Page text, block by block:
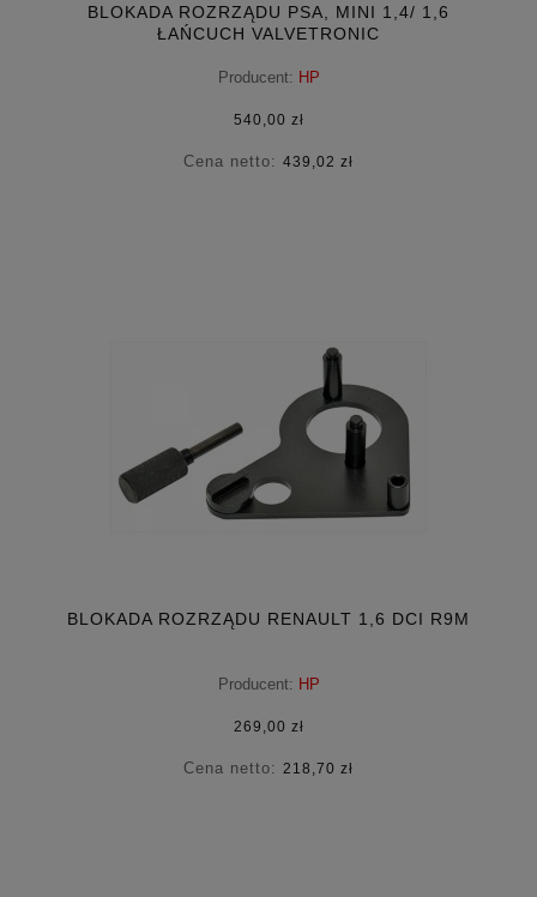
BLOKADA ROZRZĄDU PSA, MINI 1,4/ 1,6
ŁAŃCUCH VALVETRONIC
Producent: HP
540,00 zł
Cena netto: 439,02 zł
BLOKADA ROZRZĄDU RENAULT 1,6 DCI R9M
Producent: HP
269,00 zł
Cena netto: 218,70 zł